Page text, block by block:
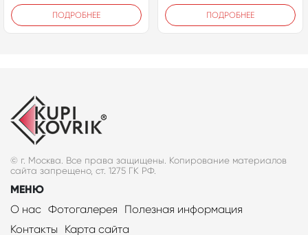
ПОДРОБНЕЕ ПОДРОБНЕЕ
© г. Москва. Все права защищены. Копирование материалов
сайта запрещено, ст. 1275 ГК РФ.
МЕНЮ
О нас Фотогалерея
Полезная информация
Контакты
Карта сайта